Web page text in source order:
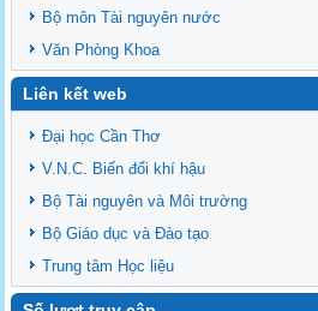
Bộ môn Tài nguyên nước
Văn Phòng Khoa
Liên kết web
Đại học Cần Thơ
V.N.C. Biến đổi khí hậu
Bộ Tài nguyên và Môi trường
Bộ Giáo dục và Đào tạo
Trung tâm Học liệu